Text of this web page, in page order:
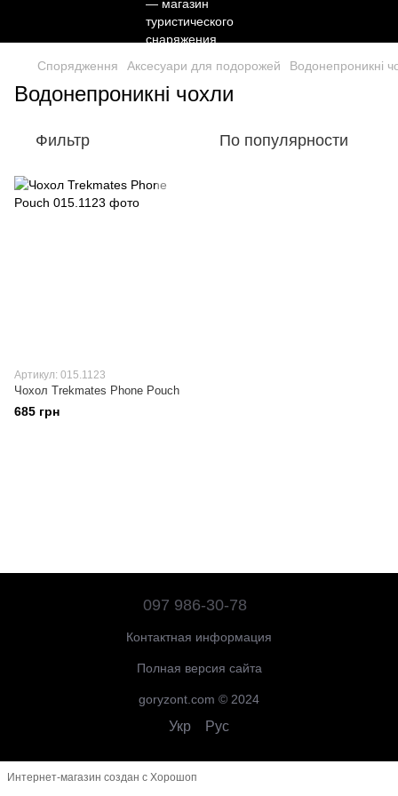
Спорядження Аксесуари для подорожей Водонепроникні
Водонепроникні чохли
Фильтр По популярности
Артикул: 015.1123
Чохол Trekmates Phone Pouch
685 грн
097 986-30-78
Контактная информация
Полная версия сайта
goryzont.com © 2024
Укр Рус
Интернет-магазин создан с Хорошоп